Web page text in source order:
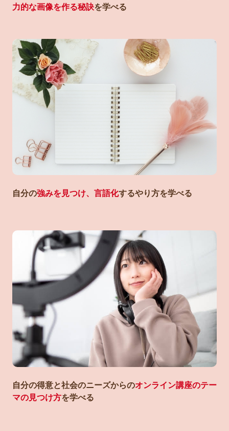
力的な画像を作る秘訣を学べる
自分の強みを見つけ、言語化するやり方を学べる
自分の得意と社会のニーズからのオンライン講座のテー
マの見つけ方を学べる